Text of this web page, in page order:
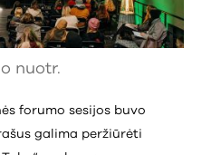
nuotr.
forumo sesijos buvo
galima peržiūrėti